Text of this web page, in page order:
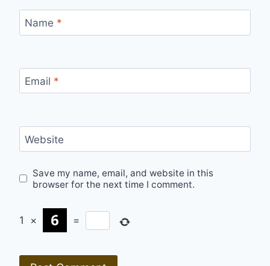
Name *
Email *
Website
Save my name, email, and website in this
browser for the next time I comment.
1 × =